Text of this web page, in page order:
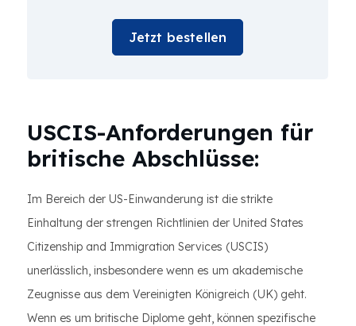
Jetzt bestellen
USCIS-Anforderungen für
britische Abschlüsse:
Im Bereich der US-Einwanderung ist die strikte
Einhaltung der strengen Richtlinien der United States
Citizenship and Immigration Services (USCIS)
unerlässlich, insbesondere wenn es um akademische
Zeugnisse aus dem Vereinigten Königreich (UK) geht.
Wenn es um britische Diplome geht, können spezifische